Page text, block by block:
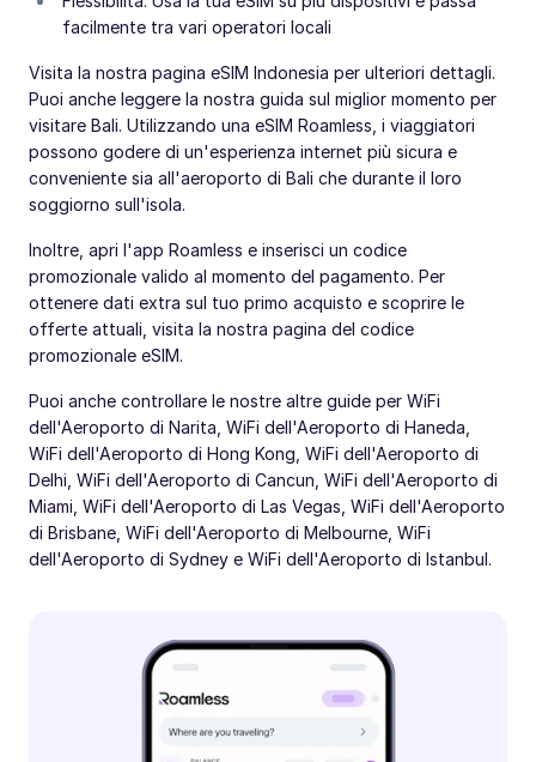
facilmente tra vari operatori locali
Visita la nostra pagina eSIM Indonesia per ulteriori dettagli.
Puoi anche leggere la nostra guida sul miglior momento per
visitare Bali. Utilizzando una eSIM Roamless, i viaggiatori
possono godere di un'esperienza internet più sicura e
conveniente sia all'aeroporto di Bali che durante il loro
soggiorno sull'isola.
Inoltre, apri l'app Roamless e inserisci un codice
promozionale valido al momento del pagamento. Per
ottenere dati extra sul tuo primo acquisto e scoprire le
offerte attuali, visita la nostra pagina del codice
promozionale eSIM.
Puoi anche controllare le nostre altre guide per WiFi
dell'Aeroporto di Narita, WiFi dell'Aeroporto di Haneda,
WiFi dell'Aeroporto di Hong Kong, WiFi dell'Aeroporto di
Delhi, WiFi dell'Aeroporto di Cancun, WiFi dell'Aeroporto di
Miami, WiFi dell'Aeroporto di Las Vegas, WiFi dell'Aeroporto
di Brisbane, WiFi dell'Aeroporto di Melbourne, WiFi
dell'Aeroporto di Sydney e WiFi dell'Aeroporto di Istanbul.